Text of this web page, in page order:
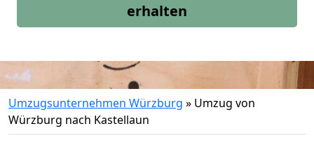
erhalten
Umzugsunternehmen Würzburg » Umzug von
Würzburg nach Kastellaun